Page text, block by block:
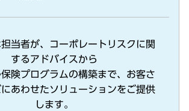
当者が、コーポレートリスクに関
するアドバイスから
険プログラムの構築まで、お客さ
あわせたソリューションをご提供
します。